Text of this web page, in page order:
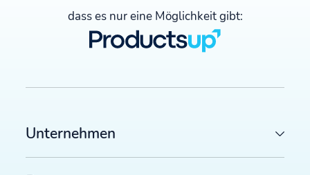
dass es nur eine Möglichkeit gibt:
Unternehmen